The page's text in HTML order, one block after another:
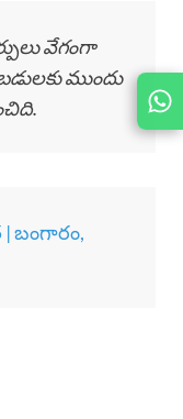
JOIN
US ON
వేగంగా
ముందు
| బంగారం,